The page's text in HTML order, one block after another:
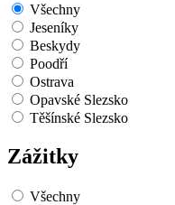
Všechny
Jeseníky
Beskydy
Poodří
Ostrava
Opavské Slezsko
Těšínské Slezsko
Zážitky
Všechny